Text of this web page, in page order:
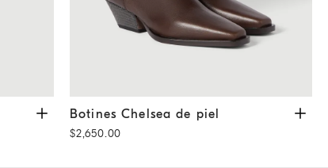
Botines Chelsea de piel Cacao
Botines Chelsea de piel
$2,650.00